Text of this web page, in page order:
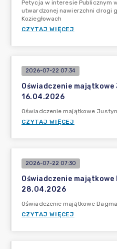
Petycja w interesie Publicznym
utwardzonej nawierzchni drogi
Koziegłowach
CZYTAJ WIĘCEJ
2026-07-22 07:34
Oświadczenie
16.04.2026
Oświadczenie majątkowe
CZYTAJ WIĘCEJ
2026-07-22 07:30
Oświadczenie majątkowe
28.04.2026
Oświadczenie majątkowe
CZYTAJ WIĘCEJ